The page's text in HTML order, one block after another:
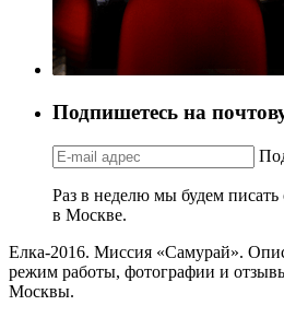
Подпишетесь на
Раз в неделю мы будем
в Москве.
Елка-2016. Миссия «Самурай».
режим работы, фотографии и
Москвы.